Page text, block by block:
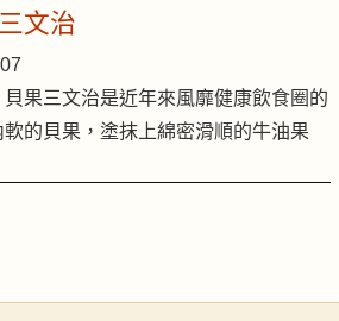
文治
果三文治是近年來風靡健康飲食圈的
的貝果，塗抹上綿密滑順的牛油果